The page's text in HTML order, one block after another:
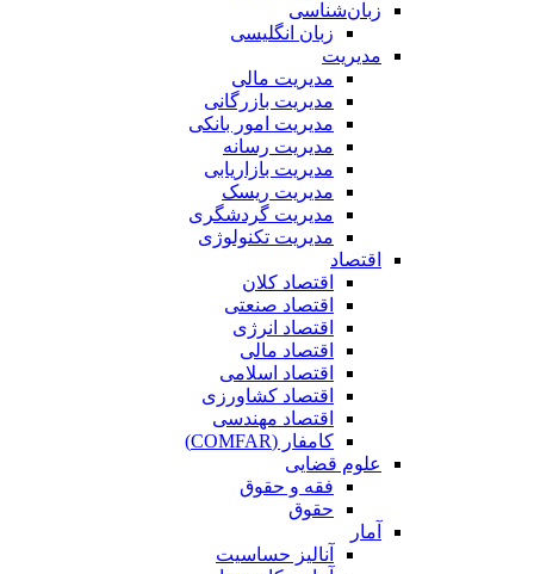
زبان‌شناسی
زبان انگلیسی
مدیریت
مدیریت مالی
مدیریت بازرگانی
مدیریت امور بانکی
مدیریت رسانه
مدیریت بازاریابی
مدیریت ریسک
مدیریت گردشگری
مدیریت تکنولوژی
اقتصاد
اقتصاد کلان
اقتصاد صنعتی
اقتصاد انرژی
اقتصاد مالی
اقتصاد اسلامی
اقتصاد کشاورزی
اقتصاد مهندسی
کامفار (COMFAR)
علوم قضایی
فقه و حقوق
حقوق
آمار
آنالیز حساسیت